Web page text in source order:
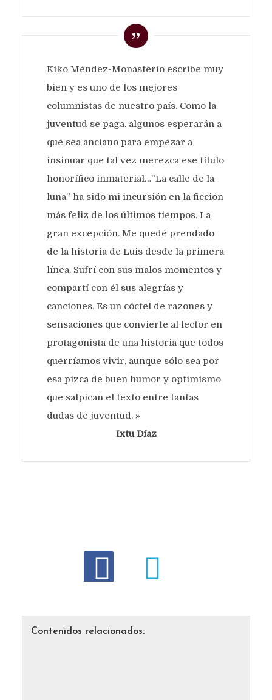
Kiko Méndez-Monasterio escribe muy
bien y es uno de los mejores
columnistas de nuestro país. Como la
juventud se paga, algunos esperarán a
que sea anciano para empezar a
insinuar que tal vez merezca ese título
honorífico inmaterial…“La calle de la
luna” ha sido mi incursión en la ficción
más feliz de los últimos tiempos. La
gran excepción. Me quedé prendado
de la historia de Luis desde la primera
línea. Sufrí con sus malos momentos y
compartí con él sus alegrías y
canciones. Es un cóctel de razones y
sensaciones que convierte al lector en
protagonista de una historia que todos
querríamos vivir, aunque sólo sea por
esa pizca de buen humor y optimismo
que salpican el texto entre tantas
dudas de juventud. »
Ixtu Díaz
Contenidos relacionados: